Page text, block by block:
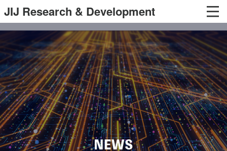
JIJ Research & Development